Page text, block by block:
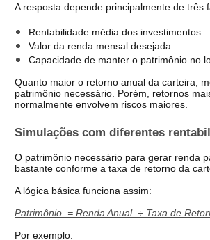
A resposta depende principalmente de três
Rentabilidade média dos investimentos
Valor da renda mensal desejada
Capacidade de manter o patrimônio no
Quanto maior o retorno anual da carteira,
patrimônio necessário. Porém, retornos
normalmente envolvem riscos maiores.
Simulações com diferentes
O patrimônio necessário para gerar renda
bastante conforme a taxa de retorno da
A lógica básica funciona assim:
Patrimônio  = Renda Anual  ÷ Taxa de
Por exemplo: